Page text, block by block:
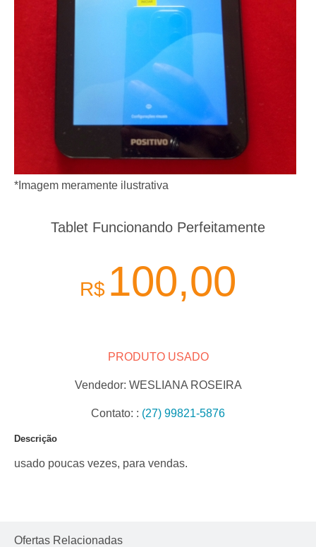
*Imagem meramente ilustrativa
Tablet Funcionando Perfeitamente
R$ 100,00
PRODUTO USADO
Vendedor: WESLIANA ROSEIRA
Contato: : (27) 99821-5876
Descrição
usado poucas vezes, para vendas.
Ofertas Relacionadas